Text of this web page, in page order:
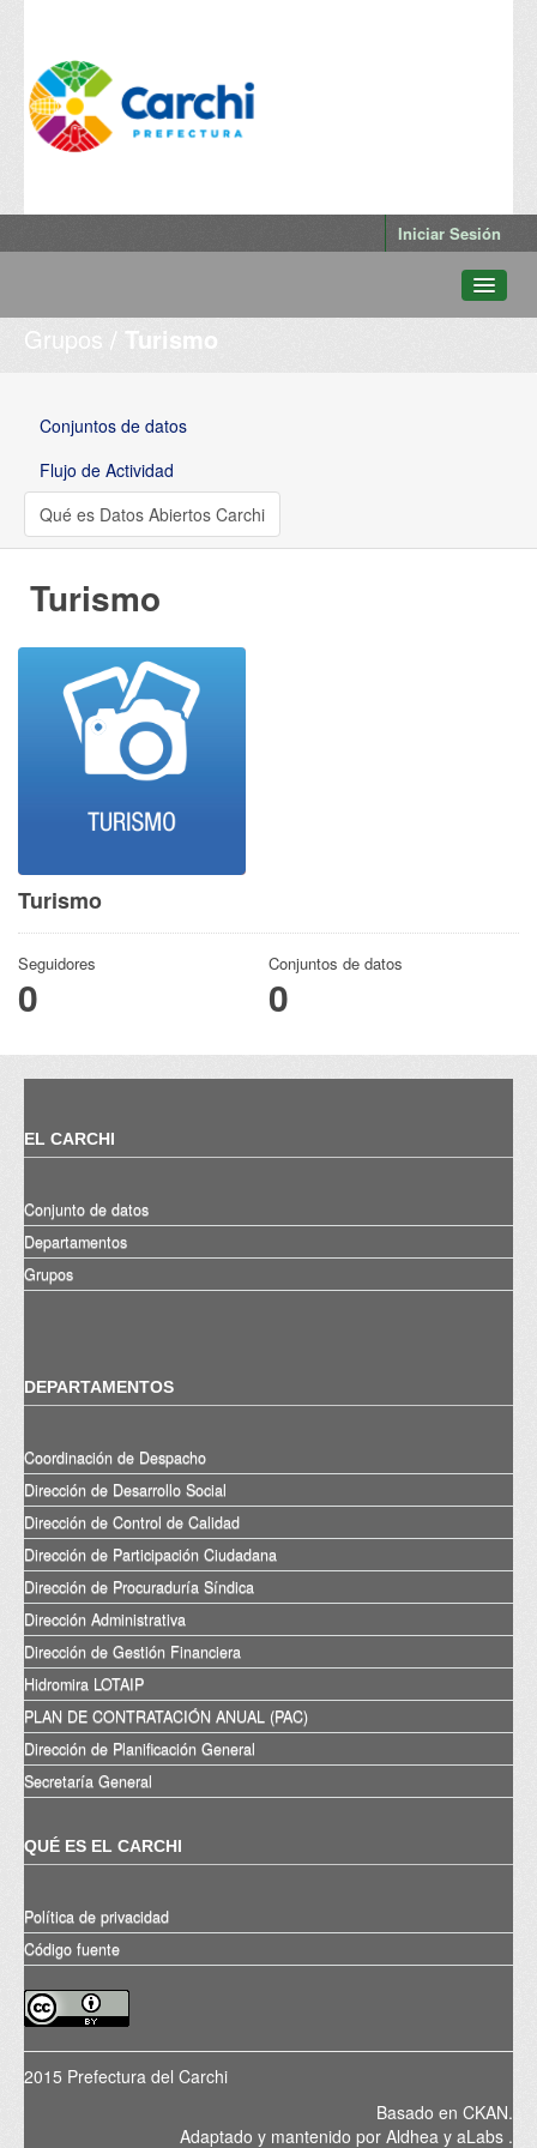
Iniciar Sesión
Conjuntos de datos
Grupos
Grupos Turismo
Conjuntos de datos
Flujo de Actividad
Qué es Datos Abiertos Carchi
Turismo
Turismo
Seguidores
0
Conjuntos de datos
0
EL CARCHI
Conjunto de datos
Departamentos
Grupos
DEPARTAMENTOS
Coordinación de Despacho
Dirección de Desarrollo Social
Dirección de Control de Calidad
Dirección de Participación Ciudadana
Dirección de Procuraduría Síndica
Dirección Administrativa
Dirección de Gestión Financiera
Hidromira LOTAIP
PLAN DE CONTRATACIÓN ANUAL (PAC)
Dirección de Planificación General
Secretaría General
QUÉ ES EL CARCHI
Política de privacidad
Código fuente
2015 Prefectura del Carchi
Basado en CKAN.
Adaptado y mantenido por Aldhea y aLabs .